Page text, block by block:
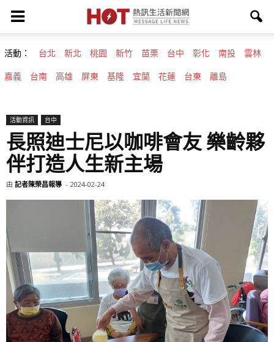
活動： 台北 新北 桃園 新竹 苗栗 台中 彰化 南投 雲林
嘉義 台南 高雄 屏東 基隆 宜蘭 花蓮 台東 離島
活動資訊 台中
長照迪士尼以咖啡會友 樂齡夥
伴打造人生新主場
由 記者陳榮昌報導 - 2024-02-24